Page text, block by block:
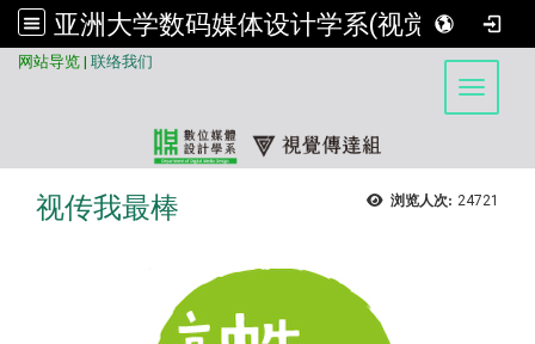
亚洲大学数码媒体设计学系(视觉传达组)
网站导览 | 联络我们
Toggle
浏览人次: 24721
视传我最棒